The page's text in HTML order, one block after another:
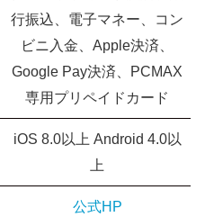
行振込、電子マネー、コン
ビニ入金、Apple決済、
Google Pay決済、PCMAX
専用プリペイドカード
iOS 8.0以上 Android 4.0以
上
公式HP